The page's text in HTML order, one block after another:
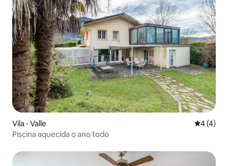
Vila ⋅ Valle 4 de
4 (4)
Piscina aquecida o ano todo